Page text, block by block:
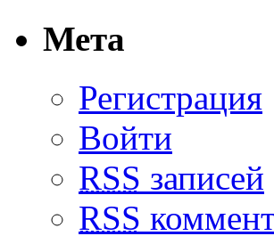
Мета
Регистрация
Войти
RSS записей
RSS